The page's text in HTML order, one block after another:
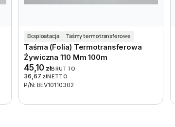
Eksploatacja Taśmy termotransferowe
Taśma (folia) Termotransferowa
Żywiczna 110 Mm 100m
45,10 złBRUTTO
36,67 złNETTO
P/N: BEV10110302